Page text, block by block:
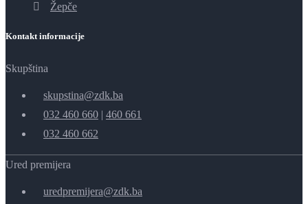
Žepče
Kontakt informacije
Skupština
skupstina@zdk.ba
032 460 660 | 460 661
032 460 662
Ured premijera
uredpremijera@zdk.ba